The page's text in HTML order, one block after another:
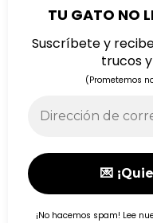
TU GATO NO
Suscríbete y
trucos
(Prometemos
¡No hacemos spam! Lee